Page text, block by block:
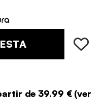
de 39.99 €(ver